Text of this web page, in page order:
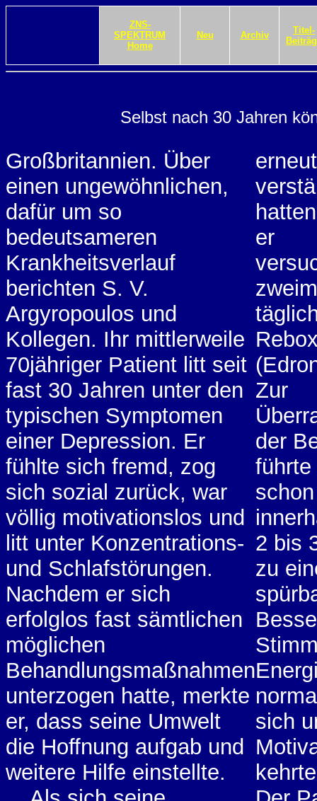
ZNS-
SPEKTRUM
Home
Neu Archiv
Titel-
Selbst nach 30 Jahren
Großbritannien. Über
einen ungewöhnlichen,
dafür um so
bedeutsameren
Krankheitsverlauf
berichten S. V.
Argyropoulos und
Kollegen. Ihr mittlerweile
70jähriger Patient litt seit
fast 30 Jahren unter den
typischen Symptomen
einer Depression. Er
fühlte sich fremd, zog
sich sozial zurück, war
völlig motivationslos und
litt unter Konzentrations-
und Schlafstörungen.
Nachdem er sich
erfolglos fast sämtlichen
möglichen
Behandlungsmaßnahmen
unterzogen hatte, merkte
er, dass seine Umwelt
die Hoffnung aufgab und
weitere Hilfe einstellte.
erneut
er
Zur
der
schon
2 bis
zu
sich